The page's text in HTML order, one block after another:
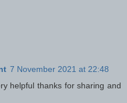
7 November 2021 at 22:48
helpful thanks for sharing and